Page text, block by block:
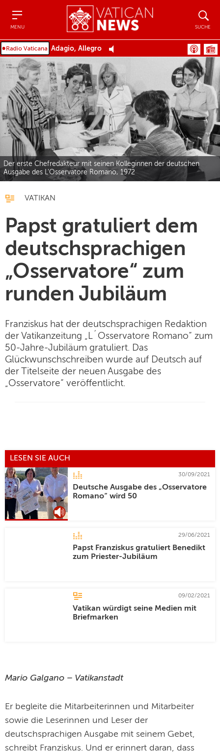
MENU SUCHE
Adagio, Allegro
Der erste Chefredakteur mit seinen Kolleginnen der deutschen
Ausgabe des L'Osservatore Romano, 1972
VATIKAN
Papst gratuliert dem
deutschsprachigen
„Osservatore“ zum
runden Jubiläum
Franziskus hat der deutschsprachigen Redaktion
der Vatikanzeitung „L´Osservatore Romano“ zum
50-Jahre-Jubiläum gratuliert. Das
Glückwunschschreiben wurde auf Deutsch auf
der Titelseite der neuen Ausgabe des
„Osservatore“ veröffentlicht.
LESEN SIE AUCH
30/09/2021
Deutsche Ausgabe des „Osservatore
Romano“ wird 50
29/06/2021
Papst Franziskus gratuliert Benedikt
zum Priester-Jubiläum
09/02/2021
Vatikan würdigt seine Medien mit
Briefmarken
Mario Galgano – Vatikanstadt
Er begleite die Mitarbeiterinnen und Mitarbeiter
sowie die Leserinnen und Leser der
deutschsprachigen Ausgabe mit seinem Gebet,
schreibt Franziskus. Und er erinnert daran, dass